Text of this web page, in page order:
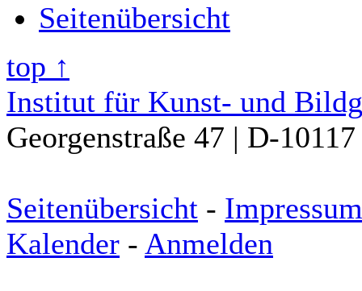
Seitenübersicht
top ↑
Institut für Kunst- und
Georgenstraße 47 | D-
Seitenübersicht - Impressum
Kalender - Anmelden